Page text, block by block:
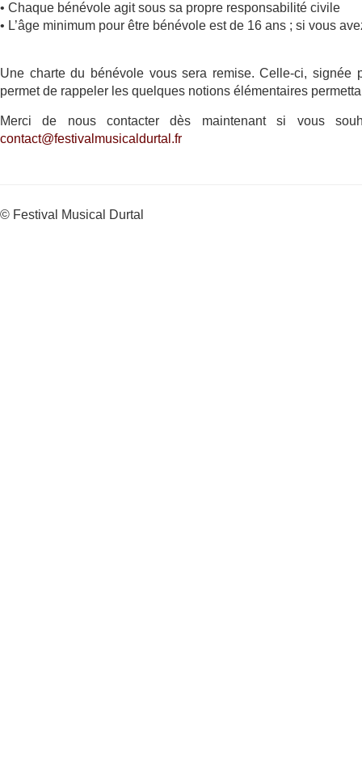
• Chaque bénévole agit sous sa propre responsabilité civile
• L’âge minimum pour être bénévole est de 16 ans ; si vous
Une charte du bénévole vous sera remise. Celle-ci,
permet de rappeler les quelques notions élémentaires
Merci de nous contacter dès maintenant si vous
contact@festivalmusicaldurtal.fr
© Festival Musical Durtal